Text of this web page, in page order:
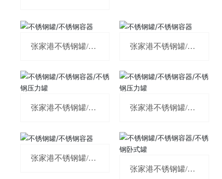
张家港不锈钢罐/不
张家港不锈钢罐/不
张家港不锈钢罐/不
张家港不锈钢罐/不
张家港不锈钢罐/不
张家港不锈钢罐/不